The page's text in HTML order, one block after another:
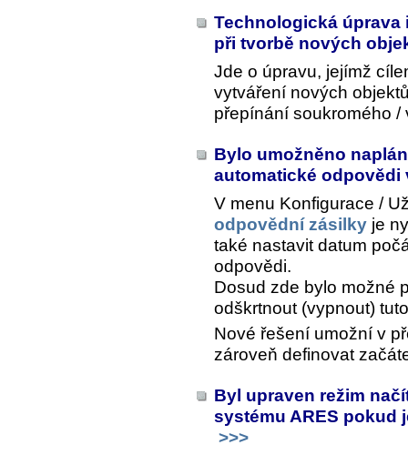
Technologická
při tvorbě nových
Jde o úpravu, jejímž
vytváření nových
přepínání soukromého /
Bylo umožněno
automatické
V menu Konfigurace /
odpovědní zásilky je
také nastavit datum
odpovědi.
Dosud zde bylo možné
odškrtnout (vypnout)
Nové řešení umožní v
zároveň definovat
Byl upraven režim
systému ARES pokud
>>>